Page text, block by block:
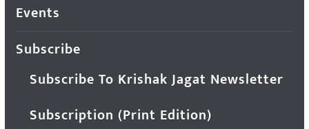
Events
Subscribe
Subscribe To Krishak Jagat Newsletter
Subscription (Print Edition)